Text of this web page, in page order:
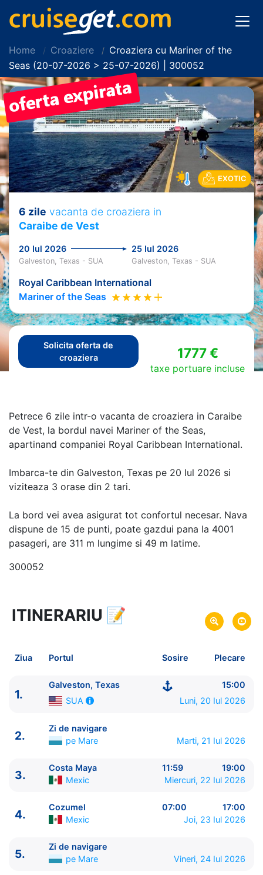
Home Croaziere
Croaziera cu Mariner of the
Seas (20-07-2026 > 25-07-2026) | 300052
EXOTIC
6 zile vacanta de croaziera in
Caraibe de Vest
20 Iul 2026 25 Iul 2026
Galveston, Texas - SUA Galveston, Texas - SUA
Royal Caribbean International
Mariner of the Seas
Solicita oferta de
croaziera
1777 €
taxe portuare incluse
Petrece 6 zile intr-o vacanta de croaziera in Caraibe
de Vest, la bordul navei Mariner of the Seas,
apartinand companiei Royal Caribbean International.
Imbarca-te din Galveston, Texas pe 20 Iul 2026 si
viziteaza 3 orase din 2 tari.
La bord vei avea asigurat tot confortul necesar. Nava
dispune de 15 de punti, poate gazdui pana la 4001
pasageri, are 311 m lungime si 49 m latime.
300052
6 zile vacanta de croaziera in
link oferta
Plecare pe 20 Iul 2026 din Galveston, Texas, SUA
Royal Caribbean International
ITINERARIU
Ziua | Portul | Sosire - Plecare
ITINERARIU 📝
Ziua Portul Sosire Plecare
1.
Galveston, Texas
15:00
SUA
Luni, 20 Iul 2026
2.
Zi de navigare
pe Mare
Marti, 21 Iul 2026
3.
Costa Maya 11:59
19:00
Mexic
Miercuri, 22 Iul 2026
4.
Cozumel 07:00
17:00
Mexic
Joi, 23 Iul 2026
5.
Zi de navigare
pe Mare
Vineri, 24 Iul 2026